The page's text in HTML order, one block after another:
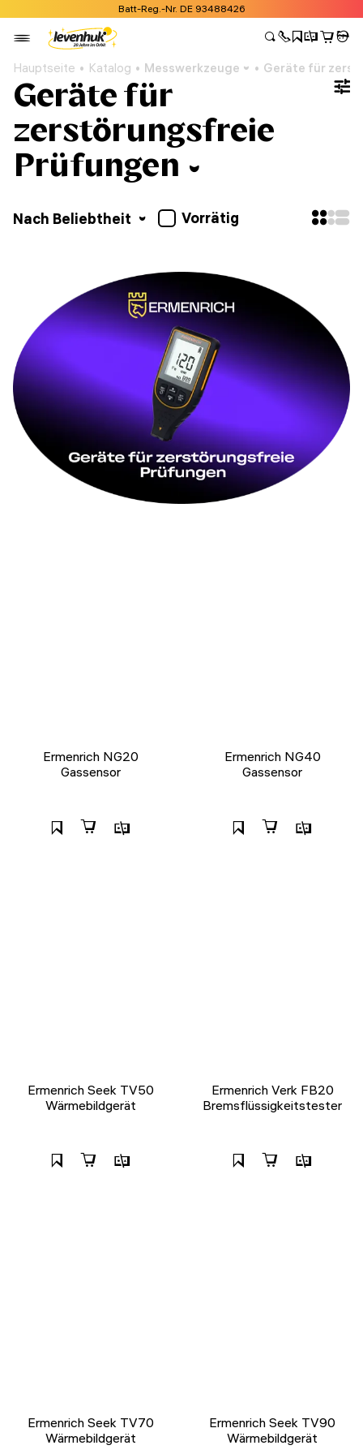
Batt-Reg.-Nr. DE 93488426
Hauptseite Katalog Messwerkzeuge Geräte für
Geräte für
zerstörungsfreie
Prüfungen
Nach Beliebtheit Vorrätig
Ermenrich NG20
Gassensor
Ermenrich NG40
Gassensor
Ermenrich Seek TV50
Wärmebildgerät
Ermenrich Verk FB20
Bremsflüssigkeitstester
Ermenrich Seek TV70
Wärmebildgerät
Ermenrich Seek TV90
Wärmebildgerät